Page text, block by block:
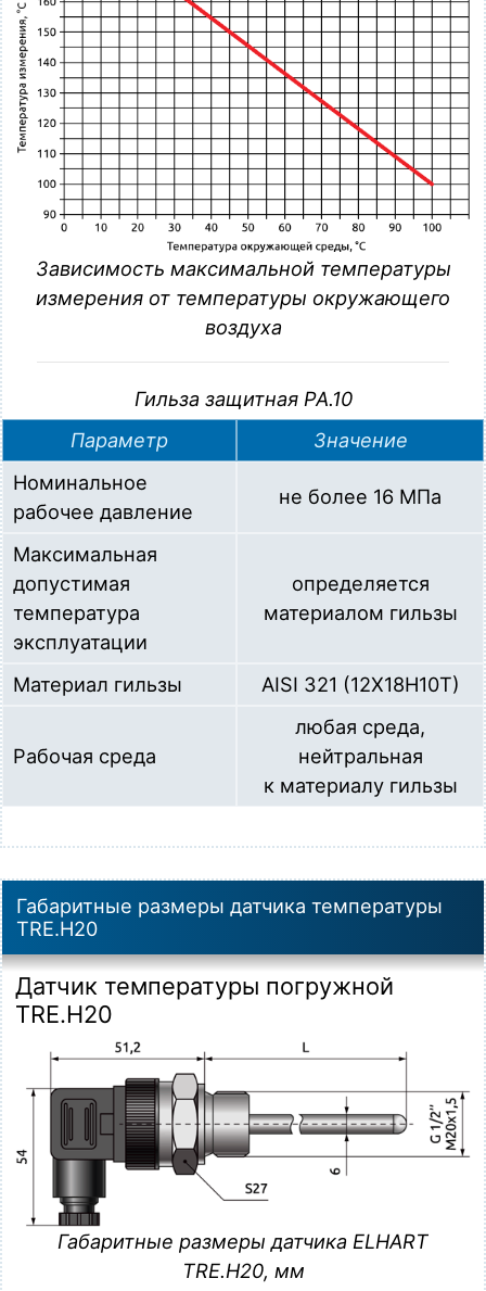
PA.10-G12-D6-L120
Гильза защитная для датчиков температуры диаметром
до 6мм (L=120мм, G1/2“, нерж. сталь AISI 321
(12Х18Н10Т))
Загрузка…
Зависимость максимальной температуры
измерения от температуры окружающего
воздуха
Гильза защитная PA.10
Параметр
Значение
Номинальное
рабочее давление
не более 16 МПа
Максимальная
допустимая
температура
эксплуатации
определяется
материалом гильзы
Материал гильзы AISI 321 (12X18H10T)
Рабочая среда
любая среда,
нейтральная
к материалу гильзы
Габаритные размеры датчика температуры
TRE.H20
Датчик температуры погружной
TRE.H20
Габаритные размеры датчика ELHART
TRE.H20, мм